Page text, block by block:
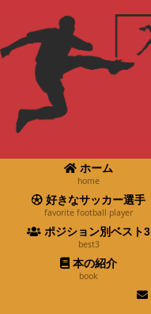
ホーム
home
好きなサッカー選手
favorite football player
ポジション別ベスト3
best3
本の紹介
book